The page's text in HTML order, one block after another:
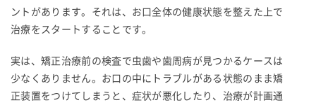
ントがあります。それは、お口全体の健康状態を整えた上で
治療をスタートすることです。
実は、矯正治療前の検査で虫歯や歯周病が見つかるケースは
少なくありません。お口の中にトラブルがある状態のまま矯
正装置をつけてしまうと、症状が悪化したり、治療が計画通